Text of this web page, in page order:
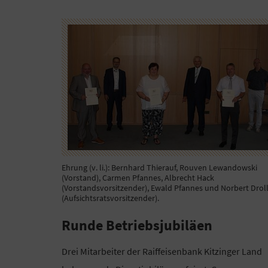
Ehrung (v. li.): Bernhard Thierauf, Rouven Lewandowski
(Vorstand), Carmen Pfannes, Albrecht Hack
(Vorstandsvorsitzender), Ewald Pfannes und Norbert Droll
(Aufsichtsratsvorsitzender).
Runde Betriebsjubiläen
Drei Mitarbeiter der Raiffeisenbank Kitzinger Land